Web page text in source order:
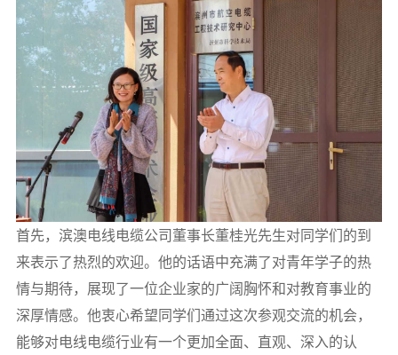
首先，滨澳电线电缆公司董事长董桂光先生对同学们的到
来表示了热烈的欢迎。他的话语中充满了对青年学子的热
情与期待，展现了一位企业家的广阔胸怀和对教育事业的
深厚情感。他衷心希望同学们通过这次参观交流的机会，
能够对电线电缆行业有一个更加全面、 直观、深入的认